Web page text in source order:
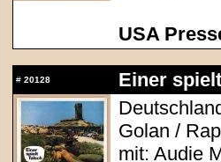
USA
# 20128
Einer
Golan /
mit: Audie